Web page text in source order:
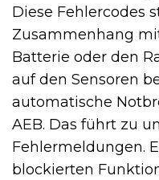
Diese Fehlercodes
Zusammenhang
Batterie oder den
auf den Sensoren
automatische
AEB. Das führt zu
Fehlermeldungen.
blockierten